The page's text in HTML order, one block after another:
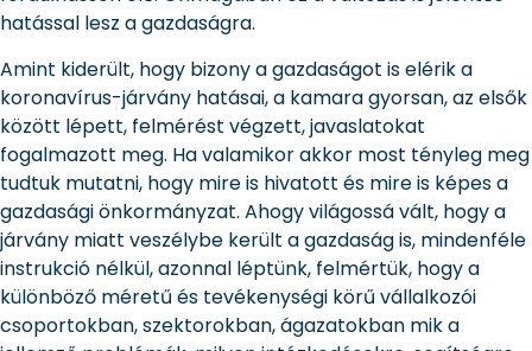
hatással lesz a gazdaságra.
Amint kiderült, hogy bizony a gazdaságot is elérik a
koronavírus-járvány hatásai, a kamara gyorsan, az elsők
között lépett, felmérést végzett, javaslatokat
fogalmazott meg. Ha valamikor akkor most tényleg meg
tudtuk mutatni, hogy mire is hivatott és mire is képes a
gazdasági önkormányzat. Ahogy világossá vált, hogy a
járvány miatt veszélybe került a gazdaság is, mindenféle
instrukció nélkül, azonnal léptünk, felmértük, hogy a
különböző méretű és tevékenységi körű vállalkozói
csoportokban, szektorokban, ágazatokban mik a